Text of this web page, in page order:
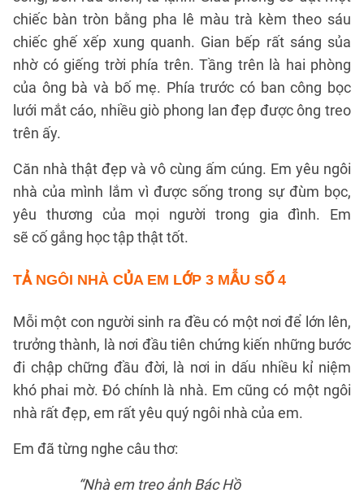
chiếc bàn tròn bằng pha lê màu trà kèm theo sáu
chiếc ghế xếp xung quanh. Gian bếp rất sáng sủa
nhờ có giếng trời phía trên. Tầng trên là hai phòng
của ông bà và bố mẹ. Phía trước có ban công bọc
lưới mắt cáo, nhiều giò phong lan đẹp được ông treo
trên ấy.
Căn nhà thật đẹp và vô cùng ấm cúng. Em yêu ngôi
nhà của mình lắm vì được sống trong sự đùm bọc,
yêu thương của mọi người trong gia đình. Em
sẽ cố gắng học tập thật tốt.
TẢ NGÔI NHÀ CỦA EM LỚP 3 MẪU SỐ 4
Mỗi một con người sinh ra đều có một nơi để lớn lên,
trưởng thành, là nơi đầu tiên chứng kiến những bước
đi chập chững đầu đời, là nơi in dấu nhiều kỉ niệm
khó phai mờ. Đó chính là nhà. Em cũng có một ngôi
nhà rất đẹp, em rất yêu quý ngôi nhà của em.
Em đã từng nghe câu thơ:
“Nhà em treo ảnh Bác Hồ